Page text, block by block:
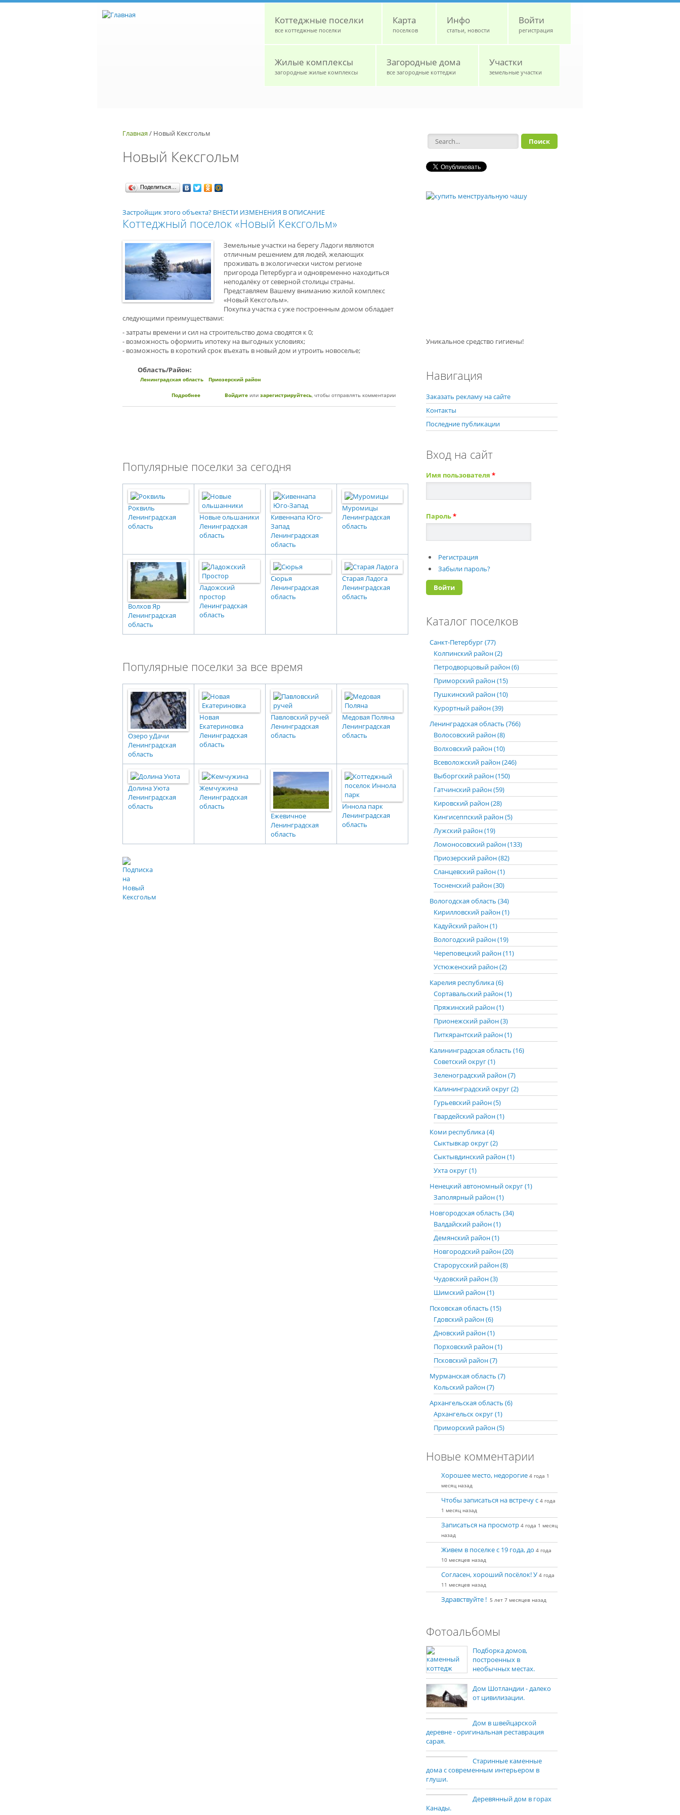
Коттеджные поселки
все коттеджные поселки
Карта
поселков
Инфо
статьи, новости
Войти
регистрация
Жилые комплексы
загородные жилые комплексы
Загородные дома
все загородные коттеджи
Участки
земельные участки
Главная / Новый Кексгольм
Новый Кексгольм
Поделиться…
Застройщик этого объекта? ВНЕСТИ ИЗМЕНЕНИЯ В ОПИСАНИЕ
Коттеджный поселок «Новый Кексгольм»
Земельные участки на берегу Ладоги являются
отличным решением для людей, желающих
проживать в экологически чистом регионе
пригорода Петербурга и одновременно находиться
неподалёку от северной столицы страны.
Представляем Вашему вниманию жилой комплекс
«Новый Кексгольм».
Покупка участка с уже построенным домом обладает
следующими преимуществами:
- затраты времени и сил на строительство дома сводятся к 0;
- возможность оформить ипотеку на выгодных условиях;
- возможность в короткий срок въехать в новый дом и утроить новоселье;
Область/Район:
Ленинградская область Приозерский район
Подробнее о Коттеджный поселок «Новый Кексгольм»
Войдите или зарегистрируйтесь, чтобы отправлять комментарии
Популярные поселки за сегодня
Роквиль
Ленинградская
область
Новые ольшаники
Ленинградская
область
Кивеннапа Юго-
Запад
Ленинградская
область
Муромицы
Ленинградская
область
Волхов Яр
Ленинградская
область
Ладожский
простор
Ленинградская
область
Сюрья
Ленинградская
область
Старая Ладога
Ленинградская
область
Популярные поселки за все время
Озеро уДачи
Ленинградская
область
Новая
Екатериновка
Ленинградская
область
Павловский ручей
Ленинградская
область
Медовая Поляна
Ленинградская
область
Долина Уюта
Ленинградская
область
Жемчужина
Ленинградская
область
Ежевичное
Ленинградская
область
Иннола парк
Ленинградская
область
Форма поиска
Уникальное средство гигиены!
Навигация
Заказать рекламу на сайте
Контакты
Последние публикации
Вход на сайт
Имя пользователя *
Пароль*
Регистрация
Забыли пароль?
Каталог поселков
Санкт-Петербург (77)
Колпинский район (2)
Петродворцовый район (6)
Приморский район (15)
Пушкинский район (10)
Курортный район (39)
Ленинградская область (766)
Волосовский район (8)
Волховский район (10)
Всеволожский район (246)
Выборгский район (150)
Гатчинский район (59)
Кировский район (28)
Кингисеппский район (5)
Лужский район (19)
Ломоносовский район (133)
Приозерский район (82)
Сланцевский район (1)
Тосненский район (30)
Вологодская область (34)
Кирилловский район (1)
Кадуйский район (1)
Вологодский район (19)
Череповецкий район (11)
Устюженский район (2)
Карелия республика (6)
Сортавальский район (1)
Пряжинский район (1)
Прионежский район (3)
Питкярантский район (1)
Калининградская область (16)
Советский округ (1)
Зеленоградский район (7)
Калининградский округ (2)
Гурьевский район (5)
Гвардейский район (1)
Коми республика (4)
Сыктывкар округ (2)
Сыктывдинский район (1)
Ухта округ (1)
Ненецкий автономный округ (1)
Заполярный район (1)
Новгородская область (34)
Валдайский район (1)
Демянский район (1)
Новгородский район (20)
Старорусский район (8)
Чудовский район (3)
Шимский район (1)
Псковская область (15)
Гдовский район (6)
Дновский район (1)
Порховский район (1)
Псковский район (7)
Мурманская область (7)
Кольский район (7)
Архангельская область (6)
Архангельск округ (1)
Приморский район (5)
Новые комментарии
Хорошее место, недорогие 4 года 1
месяц назад
Чтобы записаться на встречу с 4 года
1 месяц назад
Записаться на просмотр 4 года 1 месяц
назад
Живем в поселке с 19 года, до 4 года
10 месяцев назад
Согласен, хороший посёлок! У 4 года
11 месяцев назад
Здравствуйте ! 5 лет 7 месяцев назад
Фотоальбомы
Подборка домов,
построенных в
необычных местах.
Дом Шотландии - далеко
от цивилизации.
Дом в швейцарской
деревне - оригинальная реставрация
сарая.
Старинные каменные
дома с современным интерьером в
глуши.
Деревянный дом в горах
Канады.